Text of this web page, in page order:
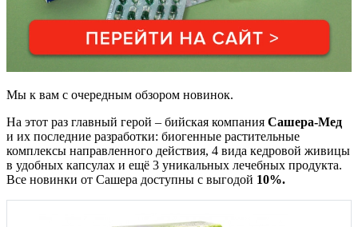
Мы к вам с очередным обзором новинок.
На этот раз главный герой – бийская компания Сашера-Мед
и их последние разработки: биогенные растительные
комплексы направленного действия, 4 вида кедровой живицы
в удобных капсулах и ещё 3 уникальных лечебных продукта.
Все новинки от Сашера доступны с выгодой 10%.